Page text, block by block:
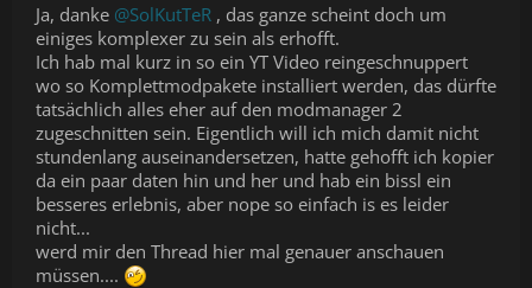
Ja, danke @SolKutTeR , das ganze scheint doch um
einiges komplexer zu sein als erhofft.
Ich hab mal kurz in so ein YT Video reingeschnuppert
wo so Komplettmodpakete installiert werden, das dürfte
tatsächlich alles eher auf den modmanager 2
zugeschnitten sein. Eigentlich will ich mich damit nicht
stundenlang auseinandersetzen, hatte gehofft ich kopier
da ein paar daten hin und her und hab ein bissl ein
besseres erlebnis, aber nope so einfach is es leider
nicht...
werd mir den Thread hier mal genauer anschauen
müssen....